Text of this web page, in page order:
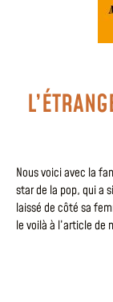
Nous voici avec la
star de la pop, qui a
laissé de côté sa
le voilà à l’article